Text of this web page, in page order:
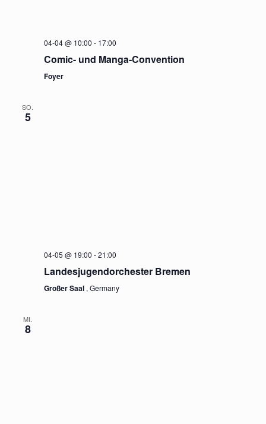
04-04 @ 10:00 - 17:00
Comic- und Manga-Convention
Foyer
SO.
5
04-05 @ 19:00 -21:00
Landesjugendorchester Bremen
Großer Saal , Germany
MI.
8